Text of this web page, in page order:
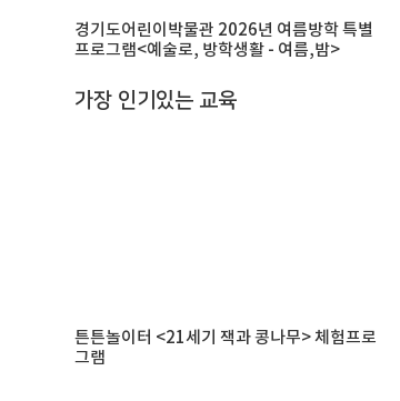
경기도어린이박물관 2026년 여름방학 특별
프로그램<예술로, 방학생활 - 여름,밤>
가장 인기있는 교육
튼튼놀이터 <21세기 잭과 콩나무> 체험프로
그램